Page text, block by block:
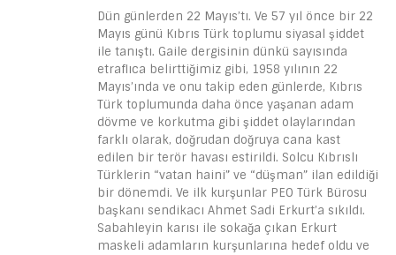
Dün günlerden 22 Mayıs’tı. Ve 57 yıl önce bir 22
Mayıs günü Kıbrıs Türk toplumu siyasal şiddet
ile tanıştı. Gaile dergisinin dünkü sayısında
etraflıca belirttiğimiz gibi, 1958 yılının 22
Mayıs’ında ve onu takip eden günlerde, Kıbrıs
Türk toplumunda daha önce yaşanan adam
dövme ve korkutma gibi şiddet olaylarından
farklı olarak, doğrudan doğruya cana kast
edilen bir terör havası estirildi. Solcu Kıbrıslı
Türklerin “vatan haini” ve “düşman” ilan edildiği
bir dönemdi. Ve ilk kurşunlar PEO Türk Bürosu
başkanı sendikacı Ahmet Sadi Erkurt’a sıkıldı.
Sabahleyin karısı ile sokağa çıkan Erkurt
maskeli adamların kurşunlarına hedef oldu ve